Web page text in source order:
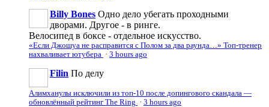
Billy Bones Одно дело убегать проходными
дворами. Другое - в ринге.
Велосипед в боксе - отдельное искусство.
«Если Джошуа не расправится с Полом за два раунда…» Топ-тренер
нахваливает ютубера · 3 hours ago
Filin По делу
Алимханулы исключили из топ-10 после допингового скандала —
обновлённый рейтинг The Ring · 3 hours ago